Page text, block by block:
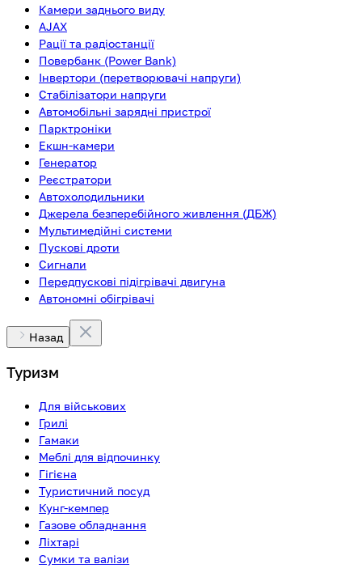
Камери заднього виду
AJAX
Рації та радіостанції
Повербанк (Power Bank)
Інвертори (перетворювачі напруги)
Стабілізатори напруги
Автомобільні зарядні пристрої
Парктроніки
Екшн-камери
Генератор
Реєстратори
Автохолодильники
Джерела безперебійного живлення (ДБЖ)
Мультимедійні системи
Пускові дроти
Сигнали
Передпускові підігрівачі двигуна
Автономні обігрівачі
Назад
Туризм
Для військових
Грилі
Гамаки
Меблі для відпочинку
Гігієна
Туристичний посуд
Кунг-кемпер
Газове обладнання
Ліхтарі
Сумки та валізи